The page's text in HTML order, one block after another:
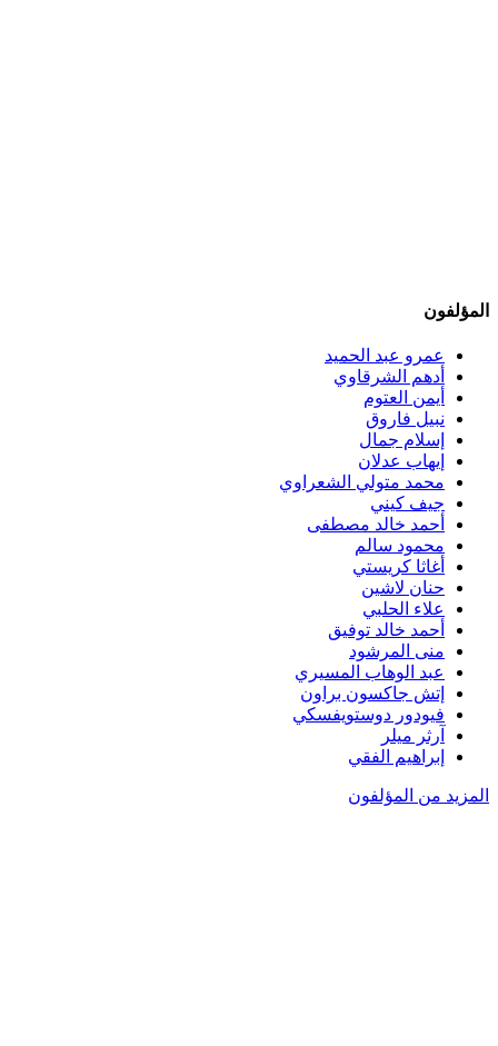
المؤلفون
عمرو عبد الحميد
أدهم الشرقاوي
أيمن العتوم
نبيل فاروق
إسلام جمال
إيهاب عدلان
محمد متولي الشعراوي
جيف كيني
أحمد خالد مصطفى
محمود سالم
أغاثا كريستي
حنان لاشين
علاء الحلبي
أحمد خالد توفيق
منى المرشود
عبد الوهاب المسيري
إتش جاكسون براون
فيودور دوستويفسكي
آرثر ميلر
إبراهيم الفقي
المزيد من المؤلفون